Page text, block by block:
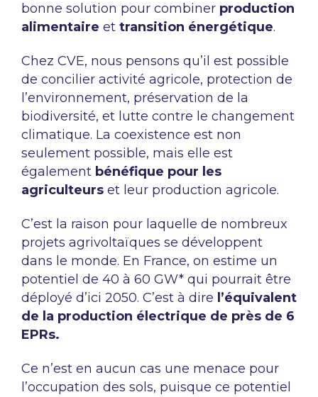
bonne solution pour combiner production
alimentaire et transition énergétique.
Chez CVE, nous pensons qu’il est possible
de concilier activité agricole, protection de
l’environnement, préservation de la
biodiversité, et lutte contre le changement
climatique. La coexistence est non
seulement possible, mais elle est
également bénéfique pour les
agriculteurs et leur production agricole.
C’est la raison pour laquelle de nombreux
projets agrivoltaïques se développent
dans le monde. En France, on estime un
potentiel de 40 à 60 GW* qui pourrait être
déployé d’ici 2050. C’est à dire l’équivalent
de la production électrique de près de 6
EPRs.
Ce n’est en aucun cas une menace pour
l’occupation des sols, puisque ce potentiel